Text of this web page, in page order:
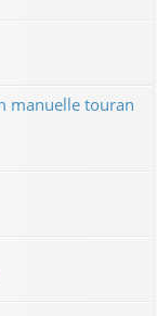
manuelle touran